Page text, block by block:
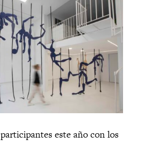
participantes este año con los